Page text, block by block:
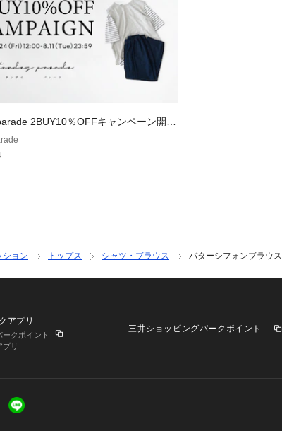
2BUY10％OFFキャンペーン開
金)12：00～8/11(火)23：59】
ション トップス シャツ・ブラウス バターシフォンブラウス
アプリ
クポイント
リ
三井ショッピングパークポイント